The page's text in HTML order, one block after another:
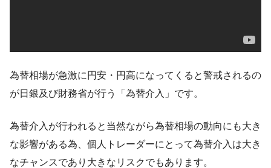
為替相場が急激に円安・円高になってくると警戒されるの
が日銀及び財務省が行う「為替介入」です。
為替介入が行われると当然ながら為替相場の動向にも大き
な影響がある為、個人トレーダーにとって為替介入は大き
なチャンスであり大きなリスクでもあります。